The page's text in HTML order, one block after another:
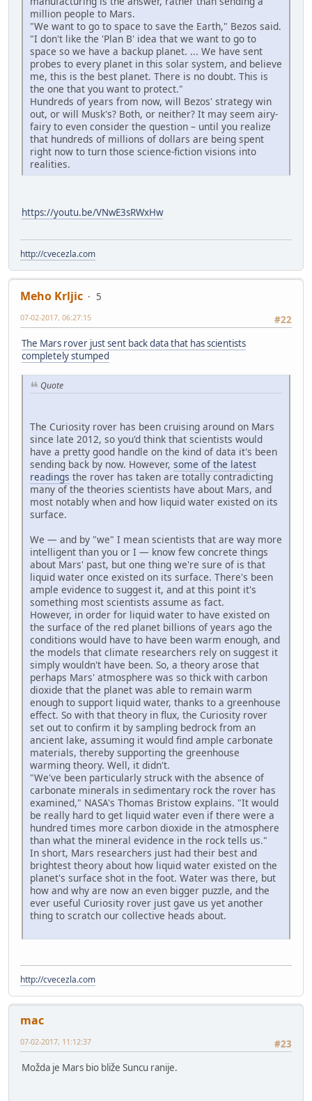
million people to Mars.
"We want to go to space to save the Earth," Bezos said.
"I don't like the 'Plan B' idea that we want to go to
space so we have a backup planet. ... We have sent
probes to every planet in this solar system, and believe
me, this is the best planet. There is no doubt. This is
the one that you want to protect."
Hundreds of years from now, will Bezos' strategy win
out, or will Musk's? Both, or neither? It may seem airy-
fairy to even consider the question – until you realize
that hundreds of millions of dollars are being spent
right now to turn those science-fiction visions into
realities.
https://youtu.be/VNwE3sRWxHw
http://cvecezla.com
Meho Krljic
5
#22
07-02-2017, 06:27:15
The Mars rover just sent back data that has scientists
completely stumped
Quote
The Curiosity rover has been cruising around on Mars
since late 2012, so you'd think that scientists would
have a pretty good handle on the kind of data it's been
sending back by now. However, some of the latest
readings the rover has taken are totally contradicting
many of the theories scientists have about Mars, and
most notably when and how liquid water existed on its
surface.
We — and by "we" I mean scientists that are way more
intelligent than you or I — know few concrete things
about Mars' past, but one thing we're sure of is that
liquid water once existed on its surface. There's been
ample evidence to suggest it, and at this point it's
something most scientists assume as fact.
However, in order for liquid water to have existed on
the surface of the red planet billions of years ago the
conditions would have to have been warm enough, and
the models that climate researchers rely on suggest it
simply wouldn't have been. So, a theory arose that
perhaps Mars' atmosphere was so thick with carbon
dioxide that the planet was able to remain warm
enough to support liquid water, thanks to a greenhouse
effect. So with that theory in flux, the Curiosity rover
set out to confirm it by sampling bedrock from an
ancient lake, assuming it would find ample carbonate
materials, thereby supporting the greenhouse
warming theory. Well, it didn't.
"We've been particularly struck with the absence of
carbonate minerals in sedimentary rock the rover has
examined," NASA's Thomas Bristow explains. "It would
be really hard to get liquid water even if there were a
hundred times more carbon dioxide in the atmosphere
than what the mineral evidence in the rock tells us."
In short, Mars researchers just had their best and
brightest theory about how liquid water existed on the
planet's surface shot in the foot. Water was there, but
how and why are now an even bigger puzzle, and the
ever useful Curiosity rover just gave us yet another
thing to scratch our collective heads about.
http://cvecezla.com
mac
#23
07-02-2017, 11:12:37
Možda je Mars bio bliže Suncu ranije.